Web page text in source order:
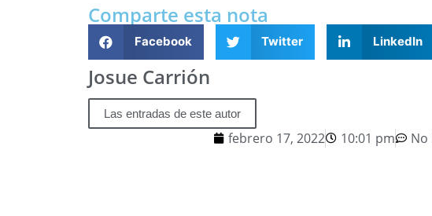
Comparte esta nota
Facebook Twitter LinkedIn
Josue Carrión
Las entradas de este autor
febrero 17, 2022 10:01 pm No